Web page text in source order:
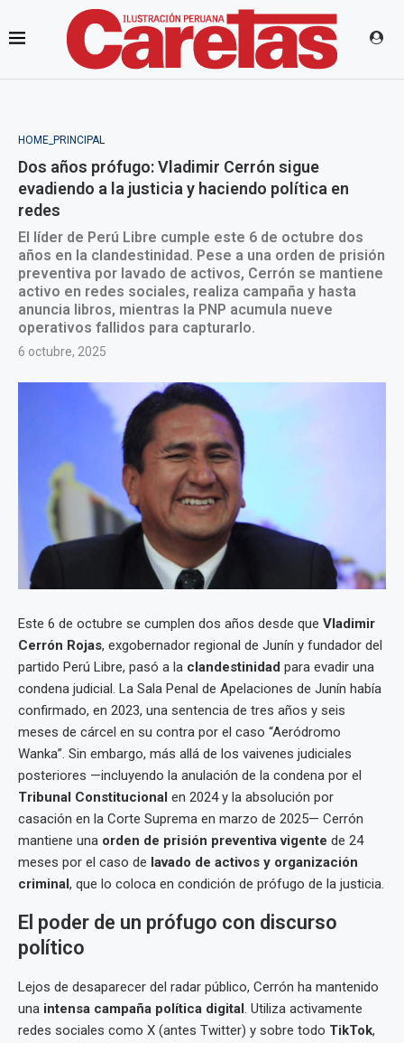
HOME_PRINCIPAL
Dos años prófugo: Vladimir Cerrón sigue
evadiendo a la justicia y haciendo política en
redes
El líder de Perú Libre cumple este 6 de octubre dos
años en la clandestinidad. Pese a una orden de prisión
preventiva por lavado de activos, Cerrón se mantiene
activo en redes sociales, realiza campaña y hasta
anuncia libros, mientras la PNP acumula nueve
operativos fallidos para capturarlo.
6 octubre, 2025
Este 6 de octubre se cumplen dos años desde que Vladimir
Cerrón Rojas, exgobernador regional de Junín y fundador del
partido Perú Libre, pasó a la clandestinidad para evadir una
condena judicial. La Sala Penal de Apelaciones de Junín había
confirmado, en 2023, una sentencia de tres años y seis
meses de cárcel en su contra por el caso “Aeródromo
Wanka”. Sin embargo, más allá de los vaivenes judiciales
posteriores —incluyendo la anulación de la condena por el
Tribunal Constitucional en 2024 y la absolución por
casación en la Corte Suprema en marzo de 2025— Cerrón
mantiene una orden de prisión preventiva vigente de 24
meses por el caso de lavado de activos y organización
criminal , que lo coloca en condición de prófugo de la justicia.
El poder de un prófugo con discurso
político
Lejos de desaparecer del radar público, Cerrón ha mantenido
una intensa campaña política digital . Utiliza activamente
redes sociales como X (antes Twitter) y sobre todo TikTok,